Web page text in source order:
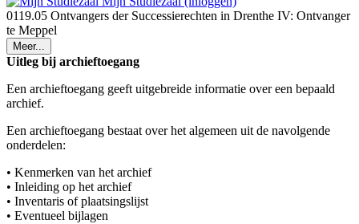
0119.05 Ontvangers der Successierechten in Drenthe IV: Ontvanger
te Meppel
Meer...
Uitleg bij archieftoegang
Een archieftoegang geeft uitgebreide informatie over een bepaald
archief.
Een archieftoegang bestaat over het algemeen uit de navolgende
onderdelen:
• Kenmerken van het archief
• Inleiding op het archief
• Inventaris of plaatsingslijst
• Eventueel bijlagen